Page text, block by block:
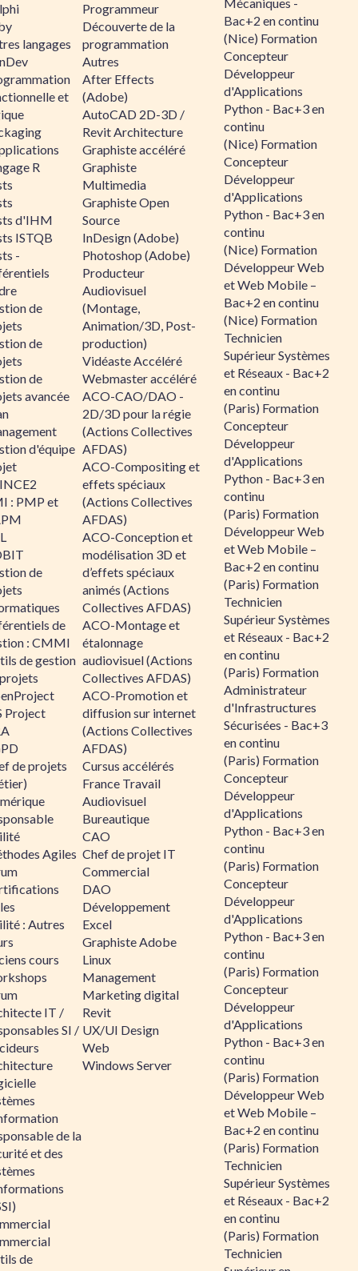
langages
et
R
d'IHM
ISTQB
-
de
de
de
avancée
d'équipe
: PMP et
de
de
: CMMI
de gestion
Project
de projets
Agiles
: Autres
cours
IT /
SI /
de la
et des
de
Programmeur
Découverte de la
programmation
Autres
After Effects
(Adobe)
AutoCAD 2D-3D /
Revit Architecture
Graphiste accéléré
Graphiste
Multimedia
Graphiste Open
Source
InDesign (Adobe)
Photoshop (Adobe)
Producteur
Audiovisuel
(Montage,
Animation/3D, Post-
production)
Vidéaste Accéléré
Webmaster accéléré
ACO-CAO/DAO -
2D/3D pour la régie
(Actions Collectives
AFDAS)
ACO-Compositing et
effets spéciaux
(Actions Collectives
AFDAS)
ACO-Conception et
modélisation 3D et
d’effets spéciaux
animés (Actions
Collectives AFDAS)
ACO-Montage et
étalonnage
audiovisuel (Actions
Collectives AFDAS)
ACO-Promotion et
diffusion sur internet
(Actions Collectives
AFDAS)
Cursus accélérés
France Travail
Audiovisuel
Bureautique
CAO
Chef de projet IT
Commercial
DAO
Développement
Excel
Graphiste Adobe
Linux
Management
Marketing digital
Revit
UX/UI Design
Web
Windows Server
Bac+2 en continu
(Nice) Formation
Concepteur
Développeur
d'Applications
Python - Bac+3 en
continu
(Nice) Formation
Concepteur
Développeur
d'Applications
Python - Bac+3 en
continu
(Nice) Formation
Développeur Web
et Web Mobile –
Bac+2 en continu
(Nice) Formation
Technicien
Supérieur Systèmes
et Réseaux - Bac+2
en continu
(Paris) Formation
Concepteur
Développeur
d'Applications
Python - Bac+3 en
continu
(Paris) Formation
Développeur Web
et Web Mobile –
Bac+2 en continu
(Paris) Formation
Technicien
Supérieur Systèmes
et Réseaux - Bac+2
en continu
(Paris) Formation
Administrateur
d'Infrastructures
Sécurisées - Bac+3
en continu
(Paris) Formation
Concepteur
Développeur
d'Applications
Python - Bac+3 en
continu
(Paris) Formation
Concepteur
Développeur
d'Applications
Python - Bac+3 en
continu
(Paris) Formation
Concepteur
Développeur
d'Applications
Python - Bac+3 en
continu
(Paris) Formation
Développeur Web
et Web Mobile –
Bac+2 en continu
(Paris) Formation
Technicien
Supérieur Systèmes
et Réseaux - Bac+2
en continu
(Paris) Formation
Technicien